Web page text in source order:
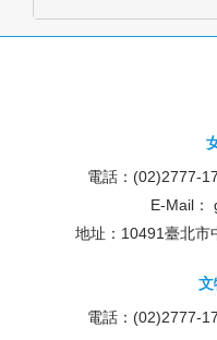
電話：(02)2777-
E-Mail：
地址：10491臺北市
文
電話：(02)2777-